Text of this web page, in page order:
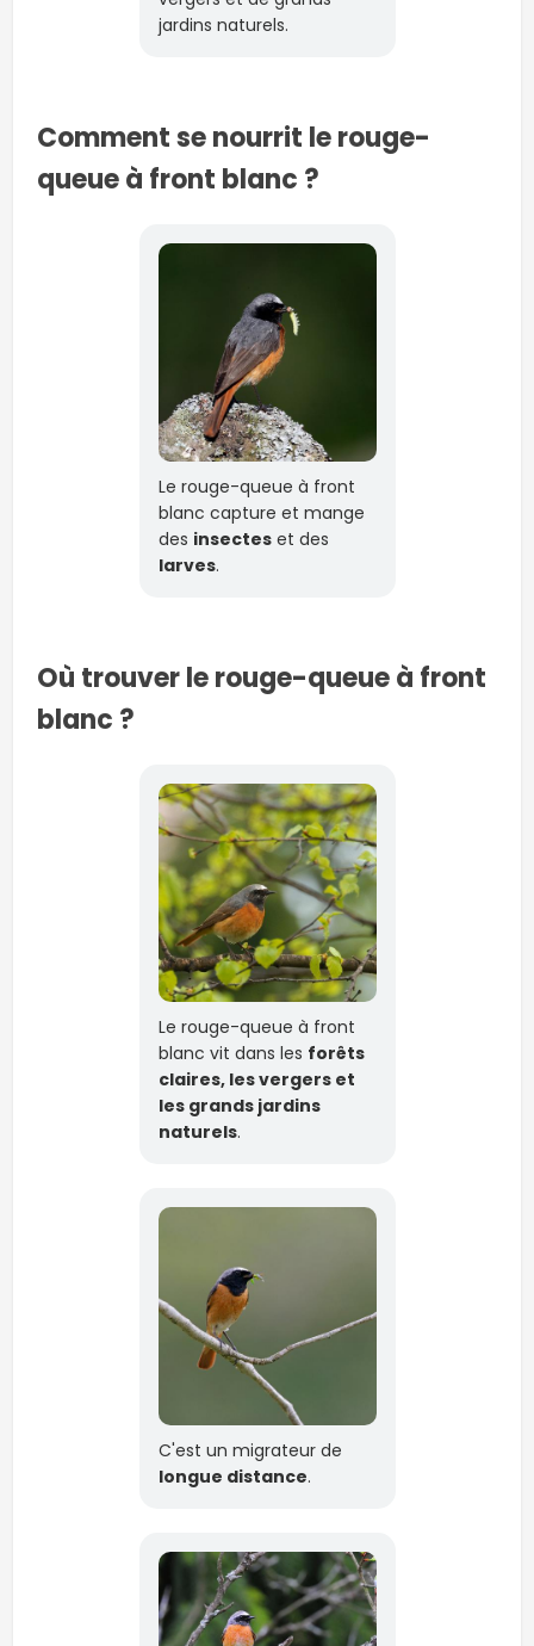
jardins naturels.
Comment se nourrit le rouge-
queue à front blanc ?
Le rouge-queue à front
blanc capture et mange
des insecteset des
larves.
Où trouver le rouge-queue à front
blanc ?
Le rouge-queue à front
blanc vit dans les forêts
claires, les vergers et
les grands jardins
naturels.
C'est un migrateur de
longue distance.